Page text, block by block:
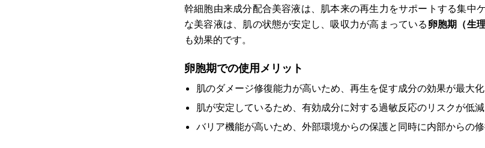
幹細胞由来成分配合美容液は、肌本来の再生力をサポートする集中
な美容液は、肌の状態が安定し、吸収力が高まっている 卵胞期（生
も効果的です。
卵胞期での使用メリット
肌のダメージ修復能力が高いため、再生を促す成分の効果が最大化
肌が安定しているため、有効成分に対する過敏反応のリスクが低減
バリア機能が高いため、外部環境からの保護と同時に内部からの